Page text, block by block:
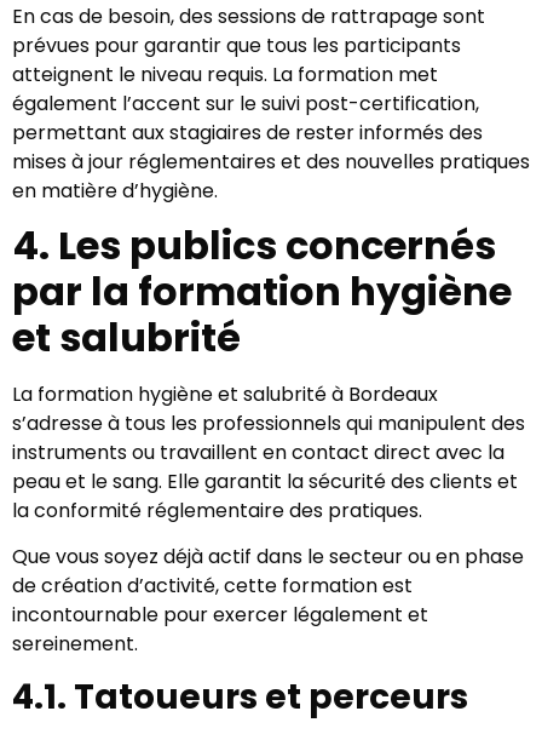
En cas de besoin, des sessions de rattrapage sont
prévues pour garantir que tous les participants
atteignent le niveau requis. La formation met
également l’accent sur le suivi post-certification,
permettant aux stagiaires de rester informés des
mises à jour réglementaires et des nouvelles pratiques
en matière d’hygiène.
4. Les publics concernés
par la formation hygiène
et salubrité
La formation hygiène et salubrité à Bordeaux
s’adresse à tous les professionnels qui manipulent des
instruments ou travaillent en contact direct avec la
peau et le sang. Elle garantit la sécurité des clients et
la conformité réglementaire des pratiques.
Que vous soyez déjà actif dans le secteur ou en phase
de création d’activité, cette formation est
incontournable pour exercer légalement et
sereinement.
4.1. Tatoueurs et perceurs